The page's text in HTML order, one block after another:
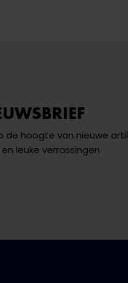
de hoogte van nieuwe
leuke verrassingen